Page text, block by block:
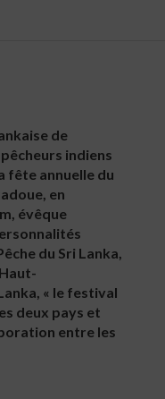
de
indiens
fête annuelle du
en
évêque
du Sri Lanka,
« le festival
deux pays et
entre les